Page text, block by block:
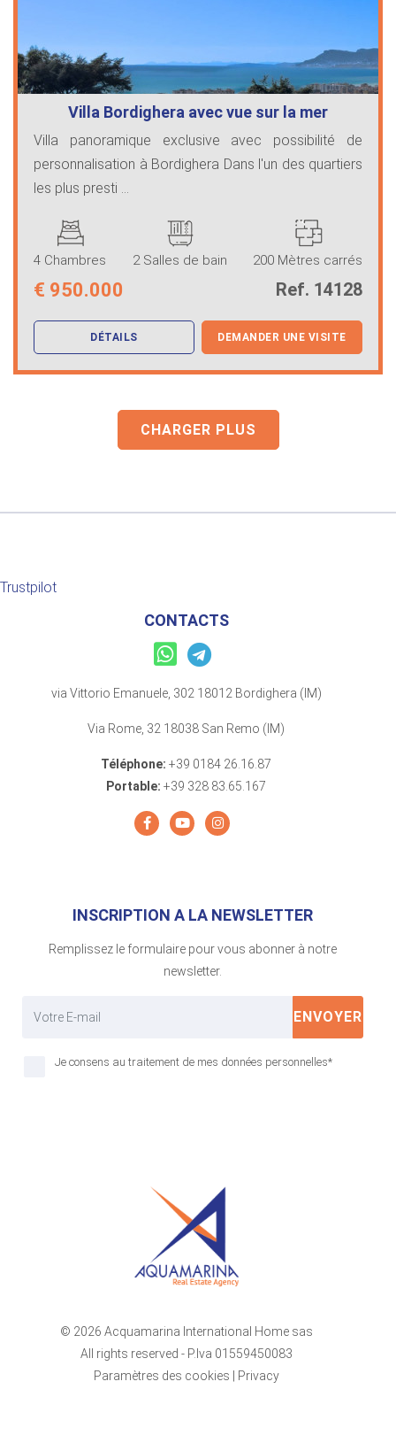
Villa Bordighera avec vue sur la mer
Villa panoramique exclusive avec possibilité de
personnalisation à Bordighera Dans l'un des quartiers
les plus presti ...
4 Chambres 2 Salles de bain 200 Mètres carrés
€ 950.000 Ref. 14128
DÉTAILS DEMANDER UNE VISITE
CHARGER PLUS
Trustpilot
© 2026 Acquamarina International Home sas
All rights reserved - P.Iva 01559450083
Paramètres des cookies
Privacy
CONTACTS
via Vittorio Emanuele, 302 18012 Bordighera (IM)
Via Rome, 32 18038 San Remo (IM)
Téléphone: +39 0184 26.16.87
Portable: +39 328 83.65.167
INSCRIPTION A LA NEWSLETTER
Remplissez le formulaire pour vous abonner à notre
newsletter.
ENVOYER
Je consens au traitement de mes données personnelles*